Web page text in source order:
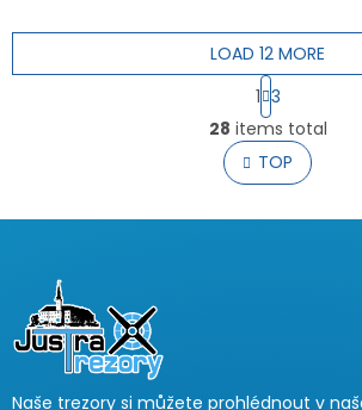
L
i
s
t
o
LOAD 12 MORE
P
a
g
i
n
a
i
1 3
28 items total
TOP
Naše trezory si můžete prohlédnout v